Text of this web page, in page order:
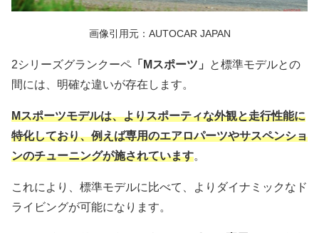
画像引用元：AUTOCAR JAPAN
2シリーズグランクーペ 「Mスポーツ」
と標準モデルとの
間には、明確な違いが存在します。
Mスポーツモデルは、よりスポーティな外観と走行性能に
特化しており、例えば専用のエアロパーツやサスペンショ
ンのチューニングが施されています。
これにより、標準モデルに比べて、よりダイナミックなド
ライビングが可能になります。